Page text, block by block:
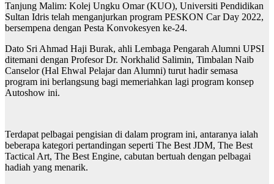
Tanjung Malim: Kolej Ungku Omar (KUO), Universiti Pendidikan
Sultan Idris telah menganjurkan program PESKON Car Day 2022,
bersempena dengan Pesta Konvokesyen ke-24.
Dato Sri Ahmad Haji Burak, ahli Lembaga Pengarah Alumni UPSI
ditemani dengan Profesor Dr. Norkhalid Salimin, Timbalan Naib
Canselor (Hal Ehwal Pelajar dan Alumni) turut hadir semasa
program ini berlangsung bagi memeriahkan lagi program konsep
Autoshow ini.
Terdapat pelbagai pengisian di dalam program ini, antaranya ialah
beberapa kategori pertandingan seperti The Best JDM, The Best
Tactical Art, The Best Engine, cabutan bertuah dengan pelbagai
hadiah yang menarik.